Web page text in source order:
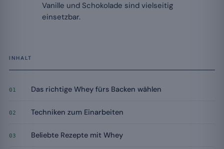
Vanille und Schokolade sind vielseitig
einsetzbar.
INHALT
01 Das richtige Whey fürs Backen wählen
02 Techniken zum Einarbeiten
03 Beliebte Rezepte mit Whey